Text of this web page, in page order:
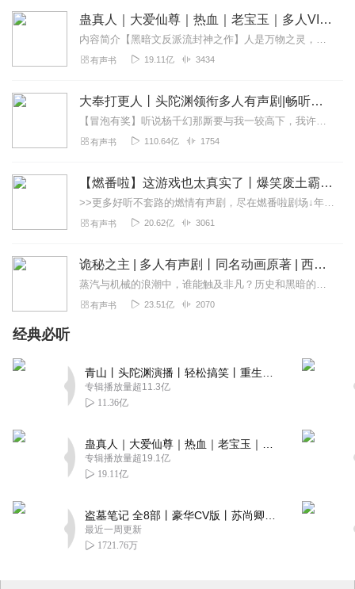
蛊真人｜大爱仙尊｜热血｜老宝玉｜多人VIP免费有声剧
内容简介【黑暗文反派流封神之作】人是万物之灵，蛊是天地真精。一个穿越者不断重生的故事。一个养蛊、炼蛊、用蛊的奇特世界。配音组（男角色）老宝玉旁白...
有声书 19.11亿 3434
大奉打更人丨头陀渊领衔多人有声剧|畅听全集|王鹤棣、田曦薇主演影视剧原著|卖报小郎君
【冒泡有奖】听说杨千幻那厮要与我一较高下，我许七安要开始装叉了！快进入声音播放页戳下方输入框，冒个泡偷偷告诉我，我要用哪些诗词才能胜过他？说得好的，有赏！202...
有声书 110.64亿 1754
【燃番啦】这游戏也太真实了丨爆笑废土霸榜神作丨紫襟剧社制作
>>更多好听不套路的燃情有声剧，尽在燃番啦剧场↓年度重磅推荐本专辑为VIP免费专辑每天上午10点5集更新，订阅可以听到最新内容哦！每周抽一个专辑五星优质评论送...
有声书 20.62亿 3061
诡秘之主 | 多人有声剧丨同名动画原著 | 西幻克苏鲁 | 乌贼作品
蒸汽与机械的浪潮中，谁能触及非凡？历史和黑暗的迷雾里，又是谁在耳语？我从诡秘中醒来，睁眼看见这个世界：枪械，大炮，巨舰，飞空艇，差分机；魔药，占卜，诅咒，倒吊人...
有声书 23.51亿 2070
经典必听
专辑播放量超11.3亿
11.36亿
专辑播放量超19.1亿
19.11亿
最近一周更新
1721.76万